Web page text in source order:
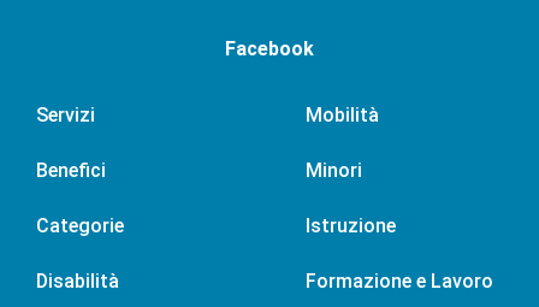
Facebook
Servizi
Benefici
Categorie
Disabilità
Mobilità
Minori
Istruzione
Formazione e Lavoro